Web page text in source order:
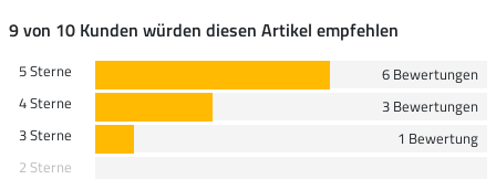
9 von 10 Kunden würden diesen Artikel empfehlen
5 Sterne
6 Bewertungen
4 Sterne
3 Bewertungen
3 Sterne
1 Bewertung
2 Sterne